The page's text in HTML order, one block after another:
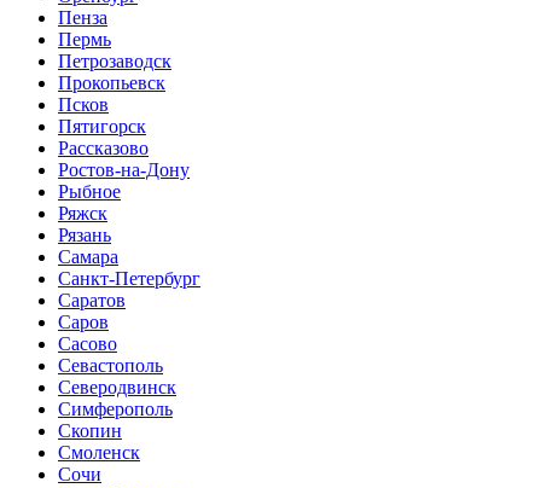
Пенза
Пермь
Петрозаводск
Прокопьевск
Псков
Пятигорск
Рассказово
Ростов-на-Дону
Рыбное
Ряжск
Рязань
Самара
Санкт-Петербург
Саратов
Саров
Сасово
Севастополь
Северодвинск
Симферополь
Скопин
Смоленск
Сочи